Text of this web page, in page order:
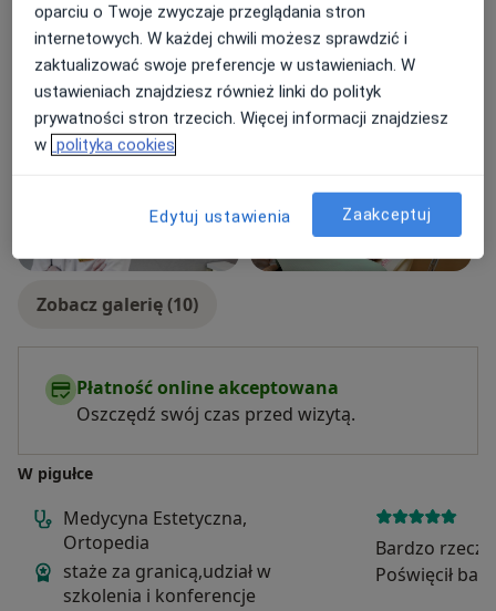
Rodzaje konsultacji
Stacjonarne Zobacz lokalizacje (1)
Zdjęcia i filmy
Zobacz galerię (10)
Płatność online akceptowana
Oszczędź swój czas przed wizytą.
W pigułce
Medycyna Estetyczna,
Ortopedia
staże za granicą,udział w
szkolenia i konferencje
Bardzo
Poświęcił
oparciu o Twoje zwyczaje przeglądania stron
internetowych. W każdej chwili możesz sprawdzić i
zaktualizować swoje preferencje w ustawieniach. W
ustawieniach znajdziesz również linki do polityk
prywatności stron trzecich. Więcej informacji znajdziesz
w polityka cookies
Edytuj ustawienia Zaakceptuj